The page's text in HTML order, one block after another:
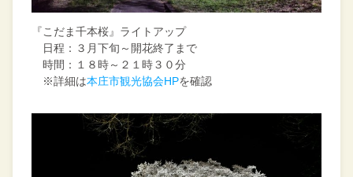
『こだま千本桜』ライトアップ
日程：３月下旬～開花終了まで
時間：１８時～２１時３０分
※詳細は本庄市観光協会HPを確認